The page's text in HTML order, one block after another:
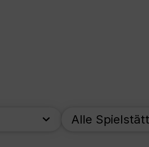
Alle